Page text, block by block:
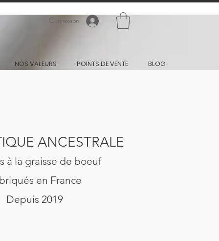
Connexion
NOS VALEURS POINTS DE VENTE BLOG
ANCESTRALE
à la graisse de boeuf
en France
Depuis 2019